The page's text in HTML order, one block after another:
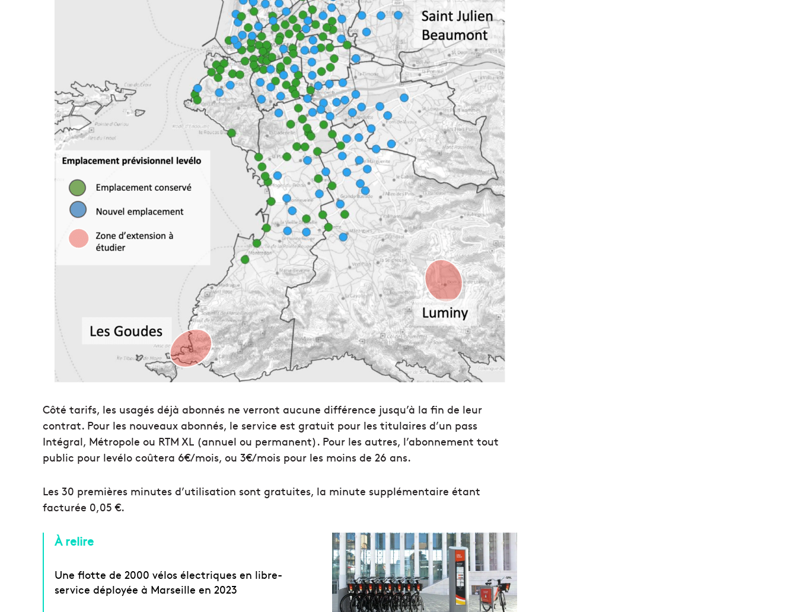
Côté tarifs, les usagés déjà abonnés ne verront aucune différence jusqu’à la fin de leur
contrat. Pour les nouveaux abonnés, le service est gratuit pour les titulaires d’un pass
Intégral, Métropole ou RTM XL (annuel ou permanent). Pour les autres, l’abonnement tout
public pour levélo coûtera 6€/mois, ou 3€/mois pour les moins de 26 ans.
Les 30 premières minutes d’utilisation sont gratuites, la minute supplémentaire étant
facturée 0,05 €.
À relire
Une flotte de 2000 vélos électriques en libre-
service déployée à Marseille en 2023